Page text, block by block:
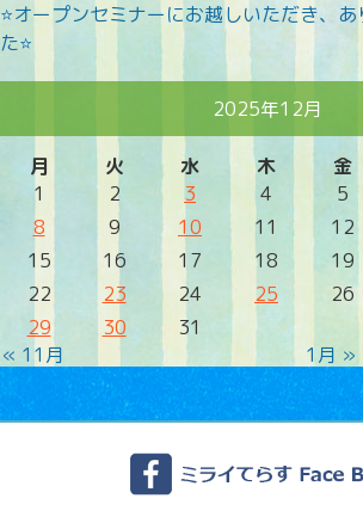
⭐オープンセミナーにお越しいただき、
た⭐
2025年12月
月 火 水 木 金
« 11月 1月 »
1 2 3 4 5
8
9 10 11 12
15
16 17 18 19
22
23 24 25 26
29
30 31